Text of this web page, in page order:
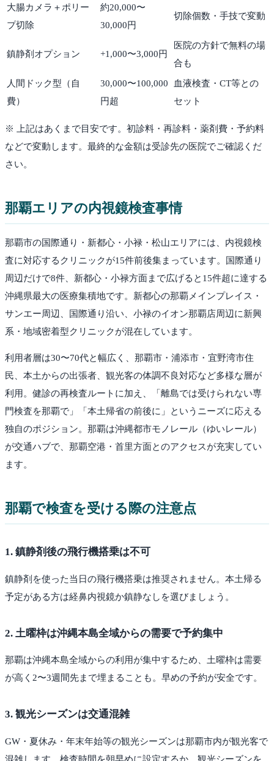
大腸カメラ＋ポリー
プ切除
約20,000〜
30,000円
切除個数・手技で変動
鎮静剤オプション +1,000〜3,000円
医院の方針で無料の場
合も
人間ドック型（自
費）
30,000〜100,000
円超
血液検査・CT等との
セット
※ 上記はあくまで目安です。初診料・再診料・薬剤費・予約料
などで変動します。最終的な金額は受診先の医院でご確認くだ
さい。
那覇エリアの内視鏡検査事情
那覇市の国際通り・新都心・小禄・松山エリアには、内視鏡検
査に対応するクリニックが15件前後集まっています。国際通り
周辺だけで8件、新都心・小禄方面まで広げると15件超に達する
沖縄県最大の医療集積地です。新都心の那覇メインプレイス・
サンエー周辺、国際通り沿い、小禄のイオン那覇店周辺に新興
系・地域密着型クリニックが混在しています。
利用者層は30〜70代と幅広く、那覇市・浦添市・宜野湾市住
民、本土からの出張者、観光客の体調不良対応など多様な層が
利用。健診の再検査ルートに加え、「離島では受けられない専
門検査を那覇で」「本土帰省の前後に」というニーズに応える
独自のポジション。那覇は沖縄都市モノレール（ゆいレール）
が交通ハブで、那覇空港・首里方面とのアクセスが充実してい
ます。
那覇で検査を受ける際の注意点
1. 鎮静剤後の飛行機搭乗は不可
鎮静剤を使った当日の飛行機搭乗は推奨されません。本土帰る
予定がある方は経鼻内視鏡か鎮静なしを選びましょう。
2. 土曜枠は沖縄本島全域からの需要で予約集中
那覇は沖縄本島全域からの利用が集中するため、土曜枠は需要
が高く2〜3週間先まで埋まることも。早めの予約が安全です。
3. 観光シーズンは交通混雑
GW・夏休み・年末年始等の観光シーズンは那覇市内が観光客で
混雑します。検査時間を朝早めに設定するか、観光シーズンを